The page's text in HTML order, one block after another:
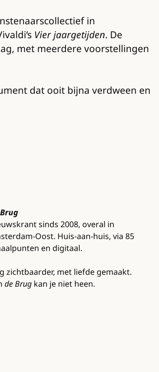
in
Vier jaargetijden. De
met meerdere voorstellingen
dat ooit bijna verdween en
sinds 2008, overal in
Oost. Huis-aan-huis, via 85
en digitaal.
zichtbaarder, met liefde gemaakt.
de Brug kan je niet heen.